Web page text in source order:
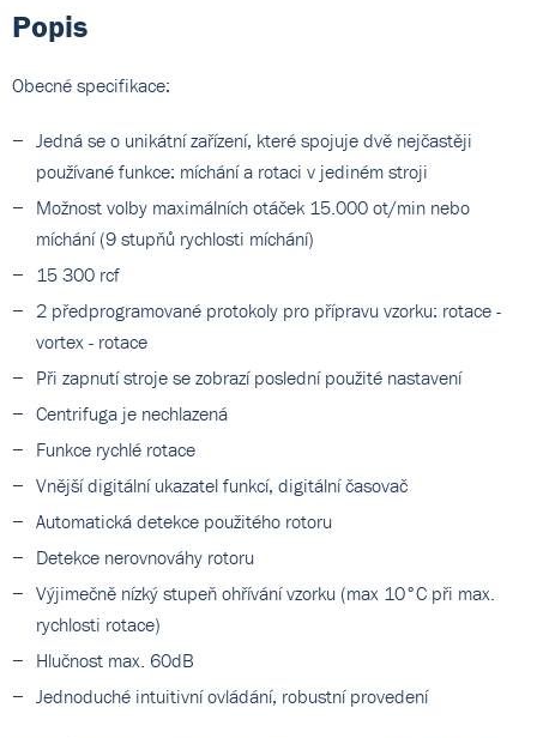
Popis
Obecné specifikace:
Jedná se o unikátní zařízení, které spojuje dvě nejčastěji
používané funkce: míchání a rotaci v jediném stroji
Možnost volby maximálních otáček 15.000 ot/min nebo
míchání (9 stupňů rychlosti míchání)
15 300 rcf
2 předprogramované protokoly pro přípravu vzorku: rotace -
vortex - rotace
Při zapnutí stroje se zobrazí poslední použité nastavení
Centrifuga je nechlazená
Funkce rychlé rotace
Vnější digitální ukazatel funkcí, digitální časovač
Automatická detekce použitého rotoru
Detekce nerovnováhy rotoru
Výjimečně nízký stupeň ohřívání vzorku (max 10°C při max.
rychlosti rotace)
Hlučnost max. 60dB
Jednoduché intuitivní ovládání, robustní provedení